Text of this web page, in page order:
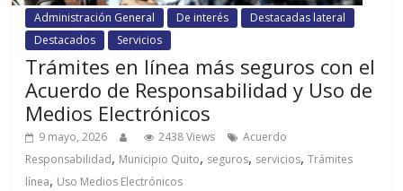
Administración General De interés
Destacadas lateral
Destacados
Servicios
Trámites en línea más seguros con el
Acuerdo de Responsabilidad y Uso de
Medios Electrónicos
9 mayo, 2026 2438 Views
Acuerdo
Responsabilidad, Municipio Quito, seguros, servicios,Trámites
línea, Uso Medios Electrónicos